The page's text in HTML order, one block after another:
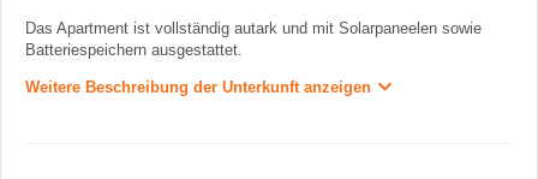
Das Apartment ist vollständig autark und mit Solarpaneelen sowie
Batteriespeichern ausgestattet.
Weitere Beschreibung der Unterkunft anzeigen